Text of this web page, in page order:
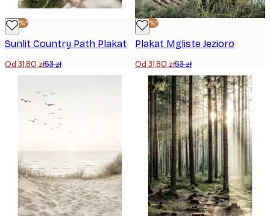
-40%*
Sunlit Country Path Plakat
Od 31,80 zł53 zł
-40%*
Plakat Mgliste Jezioro
Od 31,80 zł53 zł